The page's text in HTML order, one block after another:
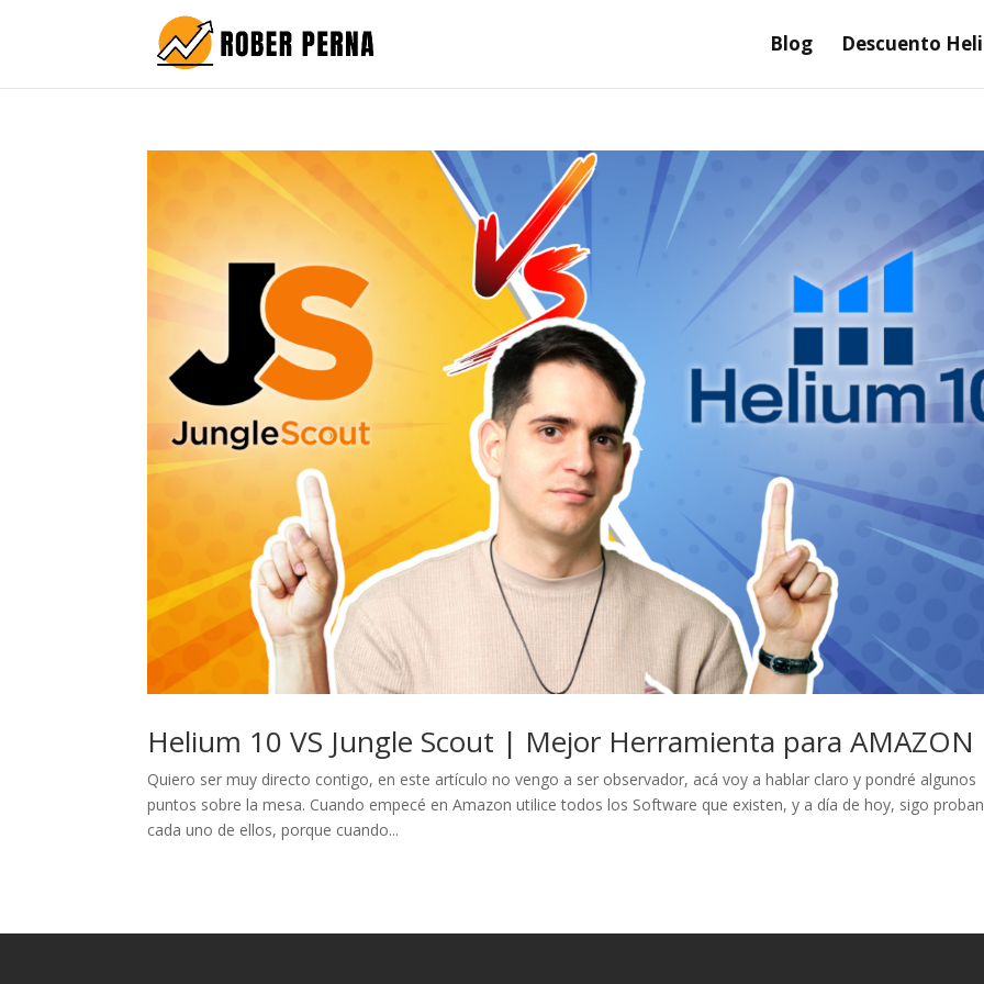
Blog Descuento
Helium 10 VS Jungle Scout | Mejor Herramienta para AMAZON
Quiero ser muy directo contigo, en este artículo no vengo a ser observador, acá voy a hablar claro y pondré algunos
puntos sobre la mesa. Cuando empecé en Amazon utilice todos los Software que existen, y a día de hoy, sigo
cada uno de ellos, porque cuando...